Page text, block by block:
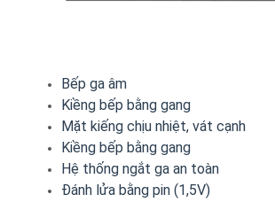
Bếp ga âm
Kiềng bếp bằng gang
Mặt kiếng chịu nhiệt, vát cạnh
Kiềng bếp bằng gang
Hệ thống ngắt ga an toàn
Đánh lửa bằng pin (1,5V)